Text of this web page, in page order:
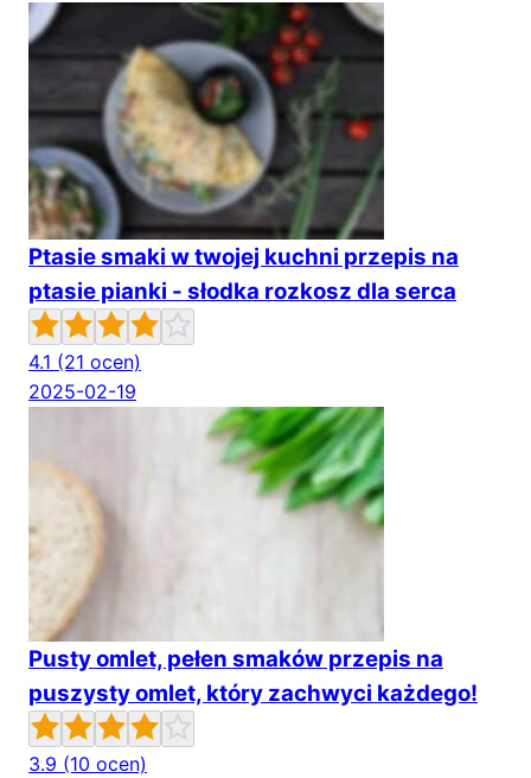
Ptasie smaki w twojej kuchni przepis na
ptasie pianki - słodka rozkosz dla serca
4.1 (21 ocen)
2025-02-19
Pusty omlet, pełen smaków przepis na
puszysty omlet, który zachwyci każdego!
3.9 (10 ocen)